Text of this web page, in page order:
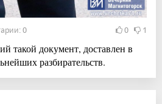
0 0 1
такой документ, доставлен в
разбирательств.